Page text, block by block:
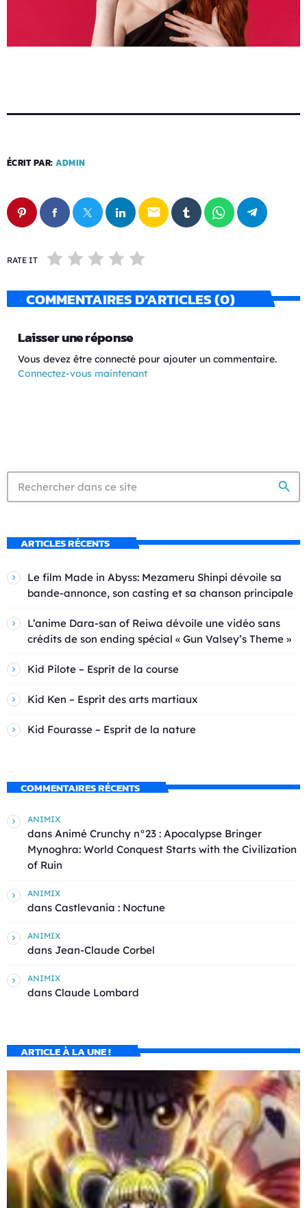
ÉCRIT PAR: ADMIN
email
RATE IT
COMMENTAIRES D’ARTICLES (0)
Laisser une réponse
Vous devez être connecté pour ajouter un commentaire.
Connectez-vous maintenant
search
ARTICLES RÉCENTS
Le film Made in Abyss: Mezameru Shinpi dévoile sa
bande-annonce, son casting et sa chanson principale
L’anime Dara-san of Reiwa dévoile une vidéo sans
crédits de son ending spécial « Gun Valsey’s Theme »
Kid Pilote – Esprit de la course
Kid Ken – Esprit des arts martiaux
Kid Fourasse – Esprit de la nature
COMMENTAIRES RÉCENTS
ANIMIX
dans Animé Crunchy n°23 : Apocalypse Bringer
Mynoghra: World Conquest Starts with the Civilization
of Ruin
ANIMIX
dans Castlevania : Noctune
ANIMIX
dans Jean-Claude Corbel
ANIMIX
dans Claude Lombard
ARTICLE À LA UNE !